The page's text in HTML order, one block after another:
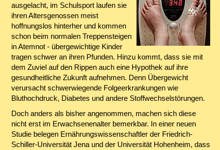
ausgelacht, im Schulsport laufen sie
ihren Altersgenossen meist
hoffnungslos hinterher und kommen
schon beim normalen Treppensteigen
in Atemnot - übergewichtige Kinder
tragen schwer an ihren Pfunden. Hinzu kommt, dass sie mit
dem Zuviel auf den Rippen auch eine Hypothek auf ihre
gesundheitliche Zukunft aufnehmen. Denn Übergewicht
verursacht schwerwiegende Folgeerkrankungen wie
Bluthochdruck, Diabetes und andere Stoffwechselstörungen.
Doch anders als bisher angenommen, machen sich diese
nicht erst im Erwachsenenalter bemerkbar. In einer neuen
Studie belegen Ernährungswissenschaftler der Friedrich-
Schiller-Universität Jena und der Universität Hohenheim, dass